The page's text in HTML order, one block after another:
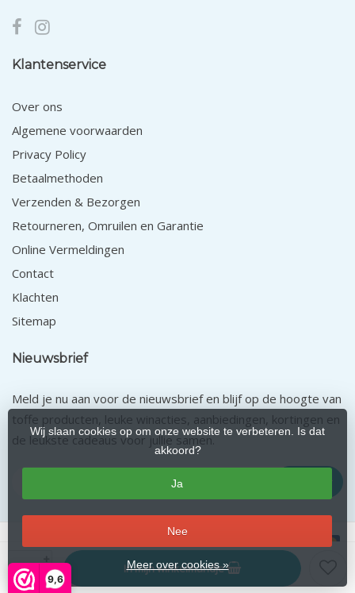
9,6
Wij slaan cookies op om onze website te verbeteren. Is dat
akkoord?
Ja
Nee
Meer over cookies »
+
-
In mijn winkelmandje
Klantenservice
Over ons
Algemene voorwaarden
Privacy Policy
Betaalmethoden
Verzenden & Bezorgen
Retourneren, Omruilen en Garantie
Online Vermeldingen
Contact
Klachten
Sitemap
Nieuwsbrief
Meld je nu aan voor de nieuwsbrief en blijf op de hoogte van
toffe producten, leuke winacties, aanbiedingen, kortingen en
de leukste cadeaus voor jullie samen.
Abonneer
© Copyright 2026 Pasgeboren.nl